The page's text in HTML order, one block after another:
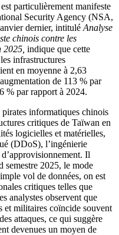
particulièrement manifeste
Security Agency (NSA,
dernier, intitulé Analyse
chinois contre les
2025, indique que cette
infrastructures
en moyenne à 2,63
de 113 % par
% par rapport à 2024.
informatiques chinois
critiques de Taïwan en
logicielles et matérielles,
(DDoS), l’ingénierie
Il
semestre 2025, le mode
vol de données, on est
critiques telles que
analystes observent que
et militaires coïncide souvent
attaques, ce qui suggère
devenues un moyen de